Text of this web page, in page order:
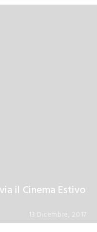
il Cinema Estivo
13 Dicembre, 2017
13 Dicembre, 2017